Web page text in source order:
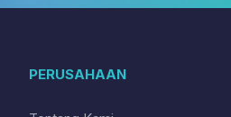
PERUSAHAAN